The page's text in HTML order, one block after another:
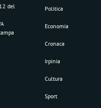
del
Politica
Economia
Cronaca
Irpinia
Cultura
Sport